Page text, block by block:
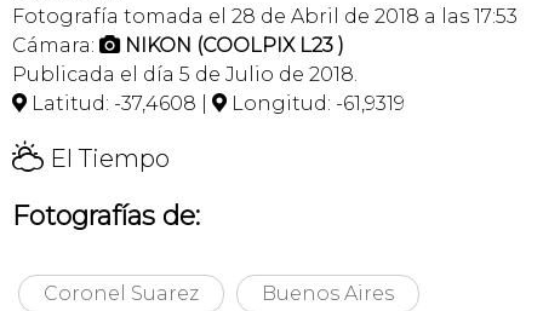
Fotografía tomada el 28 de Abril de 2018 a las 17:53
Cámara:  NIKON (COOLPIX L23 )
Publicada el día 5 de Julio de 2018.
 Latitud: -37,4608 |  Longitud: -61,9319
H El Tiempo
Fotografías de:
Coronel Suarez Buenos Aires